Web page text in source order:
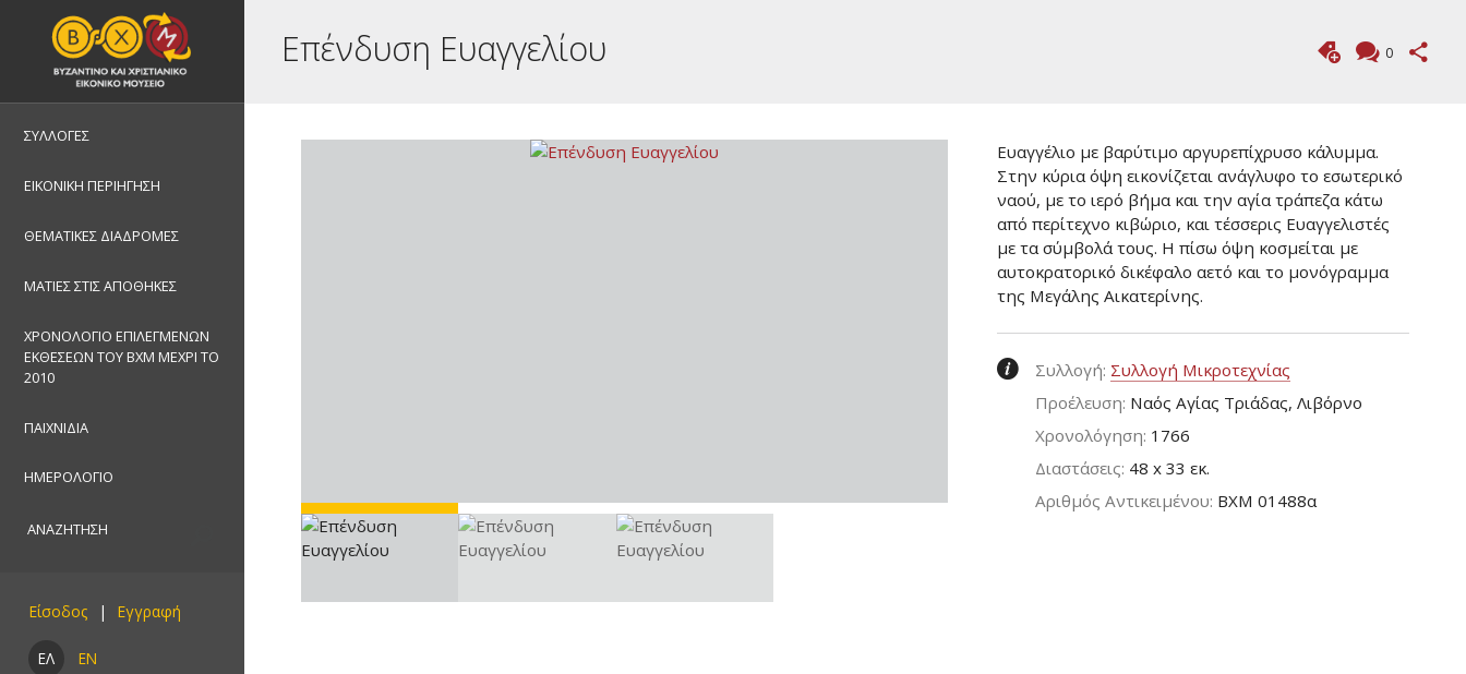
ΣΥΛΛΟΓΕΣ
ΕΙΚΟΝΙΚΗ ΠΕΡΙΗΓΗΣΗ
ΘΕΜΑΤΙΚΕΣ ΔΙΑΔΡΟΜΕΣ
ΜΑΤΙΕΣ ΣΤΙΣ ΑΠΟΘΗΚΕΣ
ΧΡΟΝΟΛΟΓΙΟ ΕΠΙΛΕΓΜΕΝΩΝ
ΕΚΘΕΣΕΩΝ ΤΟΥ ΒΧΜ ΜΕΧΡΙ ΤΟ
2010
ΠΑΙΧΝΙΔΙΑ
ΗΜΕΡΟΛΟΓΙΟ
Είσοδος
ΕΛ EN
Επένδυση Ευαγγελίου 0
Ευαγγέλιο με βαρύτιμο αργυρεπίχρυσο κάλυμμα.
Στην κύρια όψη εικονίζεται ανάγλυφο το εσωτερικό
ναού, με το ιερό βήμα και την αγία τράπεζα κάτω
από περίτεχνο κιβώριο, και τέσσερις Ευαγγελιστές
με τα σύμβολά τους. Η πίσω όψη κοσμείται με
αυτοκρατορικό δικέφαλο αετό και το μονόγραμμα
της Μεγάλης Αικατερίνης.
Συλλογή: Συλλογή Μικροτεχνίας
Προέλευση: Ναός Αγίας Τριάδας, Λιβόρνο
Χρονολόγηση: 1766
Διαστάσεις: 48 x 33 εκ.
Aριθμός Αντικειμένου: ΒΧΜ 01488α